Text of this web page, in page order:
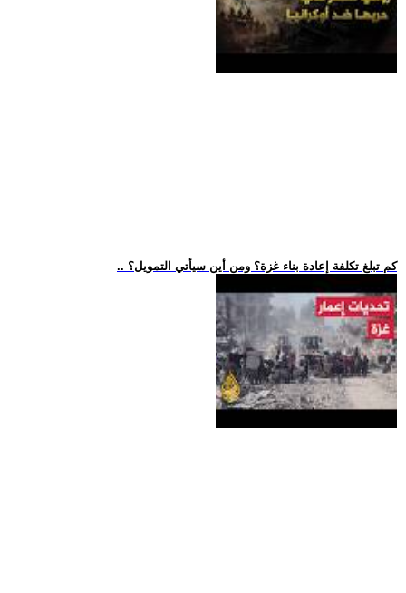
.. كم تبلغ تكلفة إعادة بناء غزة؟ ومن أين سيأتي التمويل؟